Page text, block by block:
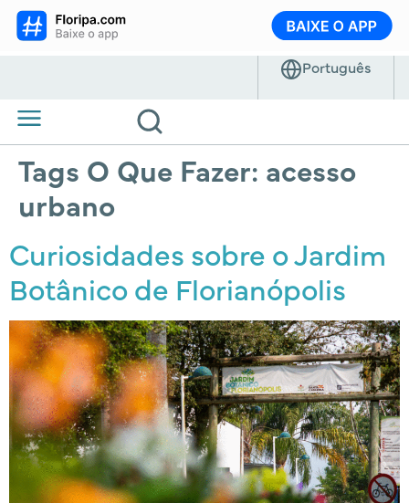
Tags O Que Fazer: acesso
urbano
Curiosidades sobre o Jardim
Botânico de Florianópolis